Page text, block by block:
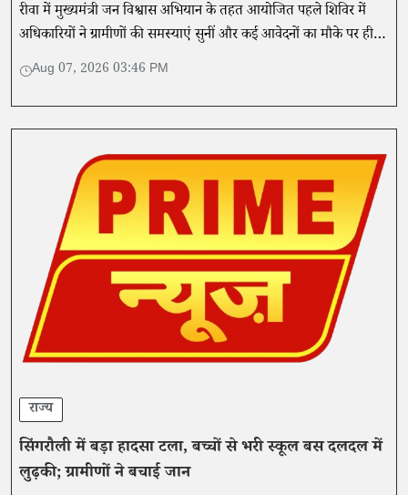
रीवा में मुख्यमंत्री जन विश्वास अभियान के तहत आयोजित पहले शिविर में
अधिकारियों ने ग्रामीणों की समस्याएं सुनीं और कई आवेदनों का मौके पर ही
समाधान किया।
Aug 07, 2026 03:46 PM
राज्य
सिंगरौली में बड़ा हादसा टला, बच्चों से भरी स्कूल बस दलदल में
लुढ़की; ग्रामीणों ने बचाई जान